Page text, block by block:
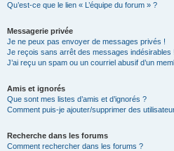
Qu’est-ce que le lien « L’équipe du forum » ?
Messagerie privée
Je ne peux pas envoyer de messages privés !
Je reçois sans arrêt des messages indésirables !
J’ai reçu un spam ou un courriel abusif d’un
Amis et ignorés
Que sont mes listes d’amis et d’ignorés ?
Comment puis-je ajouter/supprimer des
Recherche dans les forums
Comment rechercher dans les forums ?